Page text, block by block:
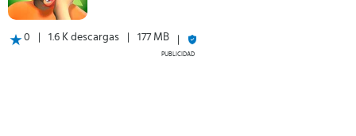
0 1.6 K descargas 177 MB
PUBLICIDAD